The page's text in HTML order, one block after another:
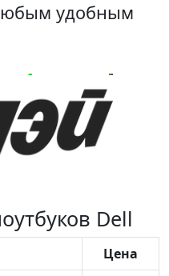
удобным
Dell
Цена